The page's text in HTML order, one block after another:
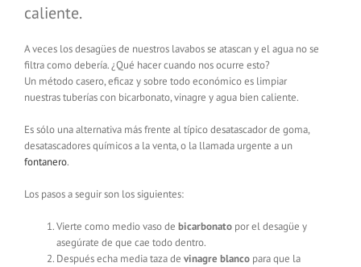
caliente.
A veces los desagües de nuestros lavabos se atascan y el agua no se
filtra como debería. ¿Qué hacer cuando nos ocurre esto?
Un método casero, eficaz y sobre todo económico es limpiar
nuestras tuberías con bicarbonato, vinagre y agua bien caliente.
Es sólo una alternativa más frente al típico desatascador de goma,
desatascadores químicos a la venta, o la llamada urgente a un
fontanero.
Los pasos a seguir son los siguientes:
Vierte como medio vaso de bicarbonato por el desagüe y
asegúrate de que cae todo dentro.
Después echa media taza de vinagre blanco para que la